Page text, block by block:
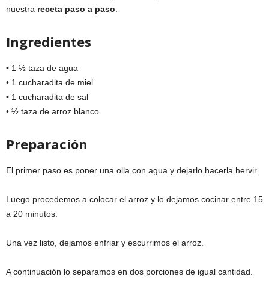
nuestra receta paso a paso
Ingredientes
• 1 ½ taza de agua
• 1 cucharadita de miel
• 1 cucharadita de sal
• ½ taza de arroz blanco
Preparación
El primer paso es poner una olla con agua y dejarlo hacerla hervir.
Luego procedemos a colocar el arroz y lo dejamos cocinar entre 15
a 20 minutos.
Una vez listo, dejamos enfriar y escurrimos el arroz.
A continuación lo separamos en dos porciones de igual cantidad.